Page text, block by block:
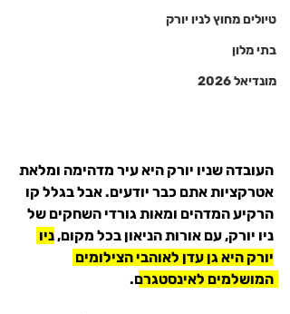
טיולים מחוץ לניו יורק
בתי מלון
מונדיאל 2026
העובדה שניו יורק היא עיר מדהימה ומלאת
אטרקציות אתם כבר יודעים. אבל בגלל קו
הרקיע המדהים ומאות גורדי השחקים של
ניו יורק, עם אורות הניאון בכל מקום, ניו
יורק היא גן עדן לאוהבי הצילומים
המושלמים לאינסטגרם.